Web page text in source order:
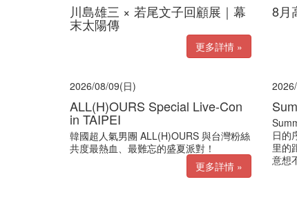
川島雄三 × 若尾文子回顧展｜幕
末太陽傳
更多詳情 »
8月
2026/08/09(日)
ALL(H)OURS Special Live-Con
in TAIPEI
韓國超人氣男團 ALL(H)OURS 與台灣粉絲
共度最熱血、最難忘的盛夏派對！
更多詳情 »
日的
里的
意想